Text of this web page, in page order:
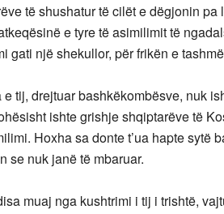
të shushatur të cilët e dëgjonin
e tyre të asimilimit të
gati një shekullor, për frikën e
e tij, drejtuar bashkëkombësve, nuk
ishte grishje shqiptarëve të
Hoxha sa donte t’ua hapte sytë
se nuk janë të mbaruar.
muaj nga kushtrimi i tij i trishtë,